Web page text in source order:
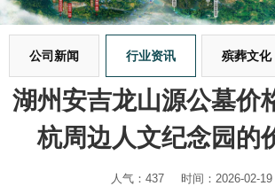
公司新闻 行业资讯 殡葬文化
湖州安吉龙山源公墓价
杭周边人文纪念园的
人气：437 时间：2026-02-19